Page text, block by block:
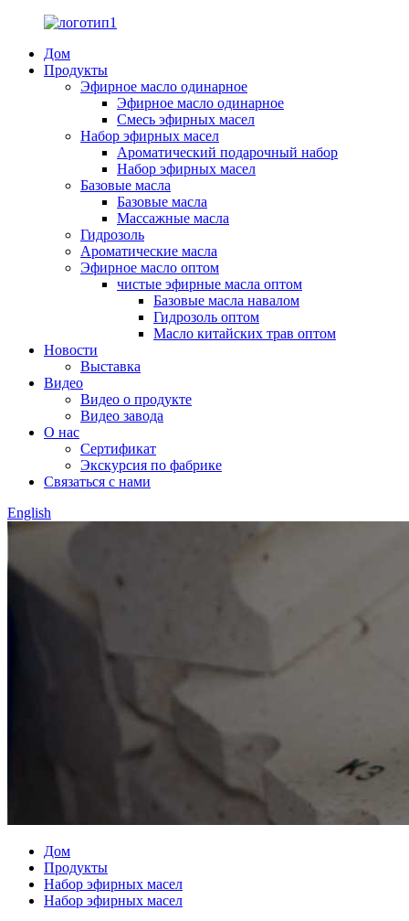
Дом
Продукты
Эфирное масло одинарное
Эфирное масло одинарное
Смесь эфирных масел
Набор эфирных масел
Ароматический подарочный набор
Набор эфирных масел
Базовые масла
Базовые масла
Массажные масла
Гидрозоль
Ароматические масла
Эфирное масло оптом
чистые эфирные масла оптом
Базовые масла навалом
Гидрозоль оптом
Масло китайских трав оптом
Новости
Выставка
Видео
Видео о продукте
Видео завода
О нас
Сертификат
Экскурсия по фабрике
Связаться с нами
English
Дом
Продукты
Набор эфирных масел
Набор эфирных масел